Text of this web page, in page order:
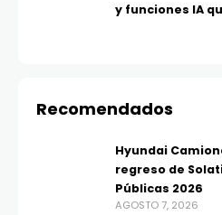
y funciones IA
Recomendados
Hyundai
regreso de
Públicas 2026
AGOSTO 7, 2026